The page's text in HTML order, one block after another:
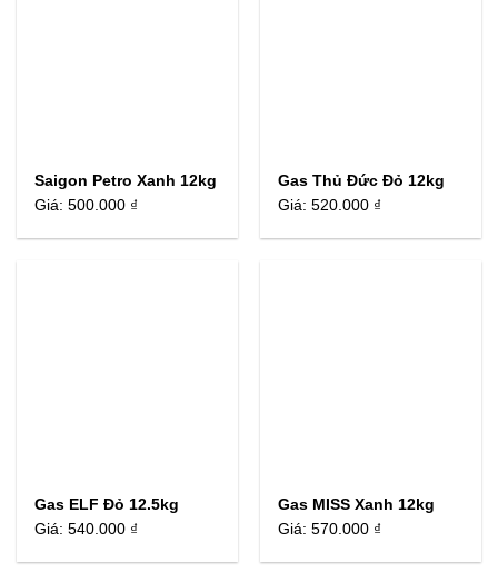
Saigon Petro Xanh 12kg
Giá:500.000 ₫
Gas Thủ Đức Đỏ 12kg
Giá:520.000 ₫
Gas ELF Đỏ 12.5kg
Giá:540.000 ₫
Gas MISS Xanh 12kg
Giá:570.000 ₫